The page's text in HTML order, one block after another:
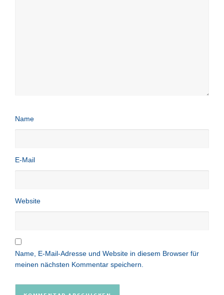
Name
E-Mail
Website
Name, E-Mail-Adresse und Website in diesem Browser für
meinen nächsten Kommentar speichern.